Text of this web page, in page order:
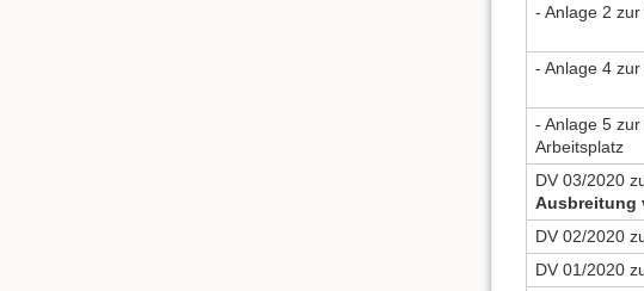
- Anlage 2
- Anlage 4
- Anlage 5
Arbeitsplatz
DV 03/2020
Ausbreitung
DV 02/2020
DV 01/2020